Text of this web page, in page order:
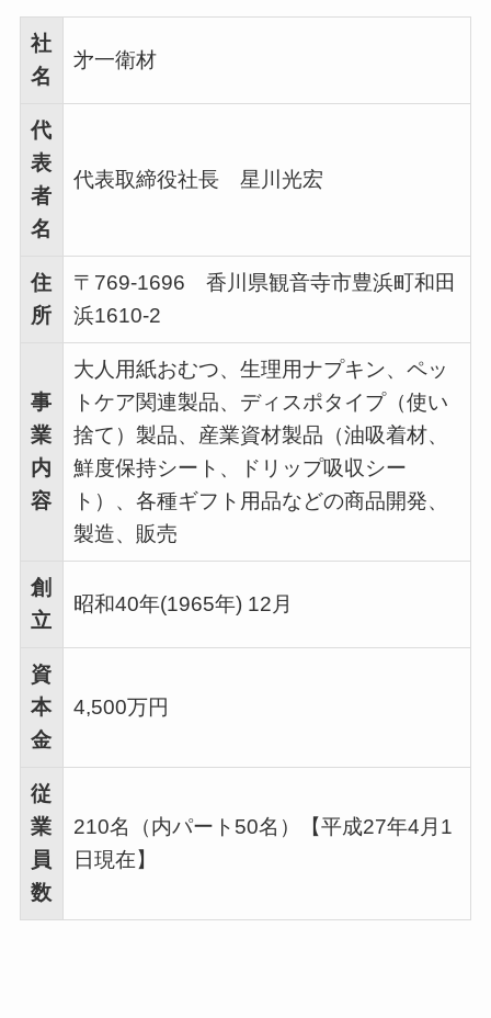
社
名
㐧一衛材
代
表
者
名
代表取締役社長 星川光宏
住
所
〒769-1696 香川県観音寺市豊浜町和田
浜1610-2
事
業
内
容
大人用紙おむつ、生理用ナプキン、ペッ
トケア関連製品、ディスポタイプ（使い
捨て）製品、産業資材製品（油吸着材、
鮮度保持シート、ドリップ吸収シー
ト）、各種ギフト用品などの商品開発、
製造、販売
創
立
昭和40年(1965年) 12月
資
本
金
4,500万円
従
業
員
数
210名（内パート50名）【平成27年4月1
日現在】